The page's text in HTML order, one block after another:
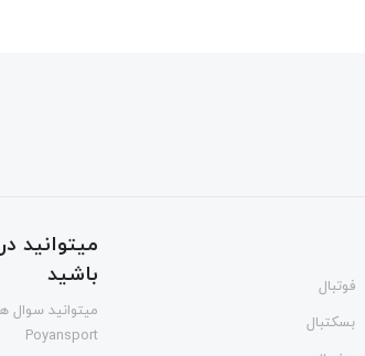
فوتبال
بسکتبال
میتوانید
باشید
میتوانید سوال
Poyansport